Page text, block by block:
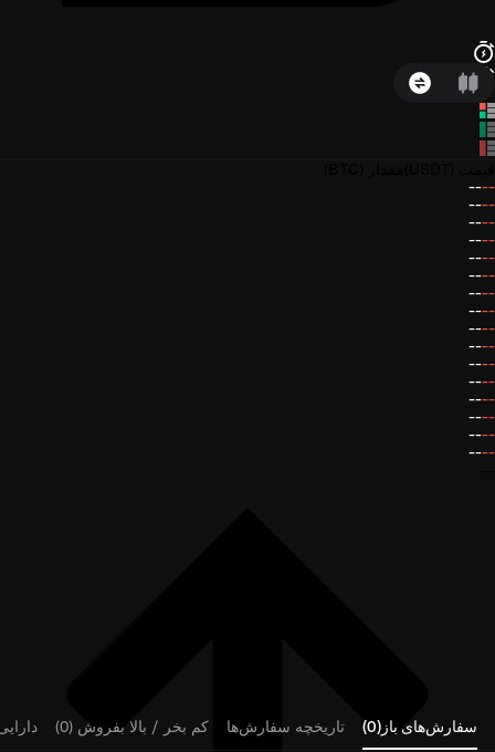
--
--
--
--
--
--
--
--
--
--
--
--
--
--
--
--
--
--
--
--
--
--
--
--
--
--
--
--
--
--
--
--
سفارش‌های باز(0) تاریخچه سفارش‌ها کم بخر / بالا بفروش (0)